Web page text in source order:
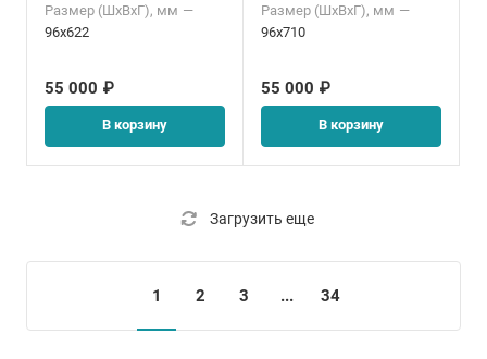
Размер (ШхВхГ), мм —
96x622
55 000 ₽
В корзину
Размер (ШхВхГ), мм —
96x710
55 000 ₽
В корзину
Загрузить еще
1 2 3 ... 34